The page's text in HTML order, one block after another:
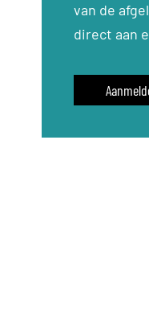
van de
direct aan